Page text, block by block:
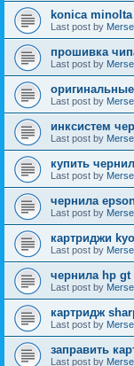
konica
Last post by
прошивка
Last post by
Last post by
инксистем
Last post by
купить
Last post by
чернила
Last post by
картриджи
Last post by
чернила hp gt
Last post by
картридж
Last post by
заправить
Last post by